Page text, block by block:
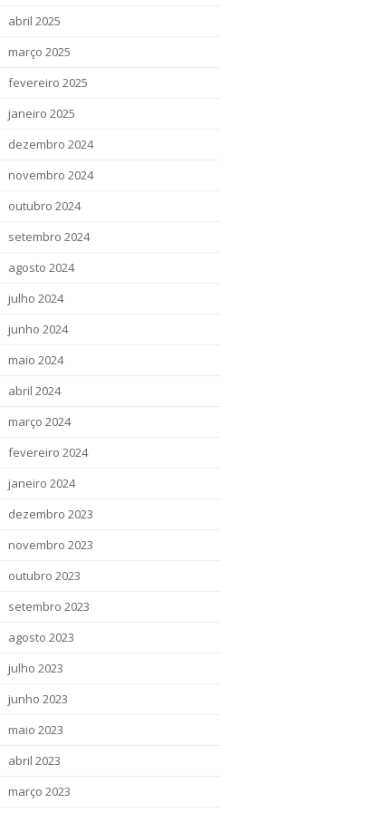
abril 2025
março 2025
fevereiro 2025
janeiro 2025
dezembro 2024
novembro 2024
outubro 2024
setembro 2024
agosto 2024
julho 2024
junho 2024
maio 2024
abril 2024
março 2024
fevereiro 2024
janeiro 2024
dezembro 2023
novembro 2023
outubro 2023
setembro 2023
agosto 2023
julho 2023
junho 2023
maio 2023
abril 2023
março 2023